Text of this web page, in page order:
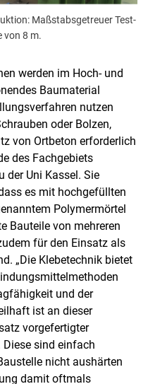
Maßstabsgetreuer Test-
von 8 m.
werden im Hoch- und
Baumaterial
nutzen
oder Bolzen,
von Ortbeton erforderlich
des Fachgebiets
der Uni Kassel. Sie
es mit hochgefüllten
Polymermörtel
Bauteile von mehreren
für den Einsatz als
„Die Klebetechnik bietet
und der
ist an dieser
vorgefertigter
sind einfach
nicht aushärten
damit oftmals